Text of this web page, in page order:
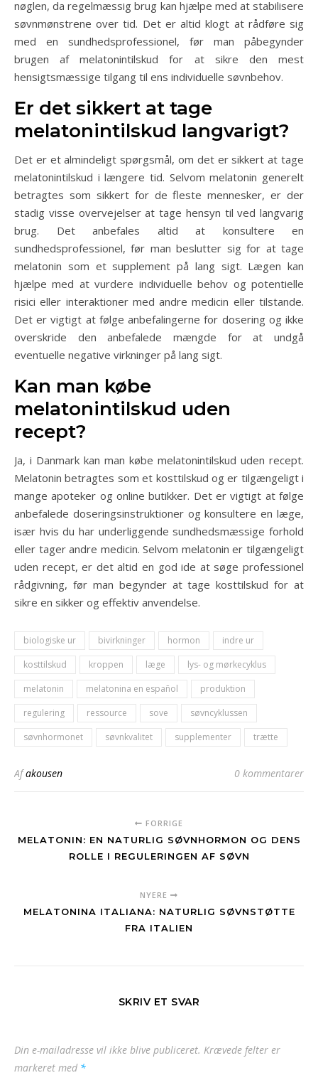
nøglen, da regelmæssig brug kan hjælpe med at stabilisere
søvnmønstrene over tid. Det er altid klogt at rådføre sig
med en sundhedsprofessionel, før man påbegynder
brugen af melatonintilskud for at sikre den mest
hensigtsmæssige tilgang til ens individuelle søvnbehov.
Er det sikkert at tage
melatonintilskud langvarigt?
Det er et almindeligt spørgsmål, om det er sikkert at tage
melatonintilskud i længere tid. Selvom melatonin generelt
betragtes som sikkert for de fleste mennesker, er der
stadig visse overvejelser at tage hensyn til ved langvarig
brug. Det anbefales altid at konsultere en
sundhedsprofessionel, før man beslutter sig for at tage
melatonin som et supplement på lang sigt. Lægen kan
hjælpe med at vurdere individuelle behov og potentielle
risici eller interaktioner med andre medicin eller tilstande.
Det er vigtigt at følge anbefalingerne for dosering og ikke
overskride den anbefalede mængde for at undgå
eventuelle negative virkninger på lang sigt.
Kan man købe
melatonintilskud uden
recept?
Ja, i Danmark kan man købe melatonintilskud uden recept.
Melatonin betragtes som et kosttilskud og er tilgængeligt i
mange apoteker og online butikker. Det er vigtigt at følge
anbefalede doseringsinstruktioner og konsultere en læge,
især hvis du har underliggende sundhedsmæssige forhold
eller tager andre medicin. Selvom melatonin er tilgængeligt
uden recept, er det altid en god ide at søge professionel
rådgivning, før man begynder at tage kosttilskud for at
sikre en sikker og effektiv anvendelse.
biologiske ur bivirkninger hormon
indre ur
kosttilskud
kroppen læge
lys- og mørkecyklus
melatonin
melatonina en español
produktion
regulering
ressource sove
søvncyklussen
søvnhormonet
søvnkvalitet supplementer trætte
Afakousen 0 kommentarer
FORRIGE
MELATONIN: EN NATURLIG SØVNHORMON OG DENS
ROLLE I REGULERINGEN AF SØVN
NYERE
MELATONINA ITALIANA: NATURLIG SØVNSTØTTE
FRA ITALIEN
SKRIV ET SVAR
Din e-mailadresse vil ikke blive publiceret. Krævede felter er
markeret med *